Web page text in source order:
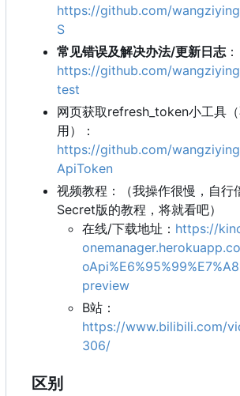
https://github.com/
S
常见错误及解决办法/更新日志 ：
https://github.com/
test
网页获取refresh_token小工具
用）：
https://github.com/
ApiToken
视频教程：（我操作很慢，自行
Secret版的教程，将就看吧）
在线/下载地址： https://
preview
B站：
https://www.bilibili.com/
306/
区别